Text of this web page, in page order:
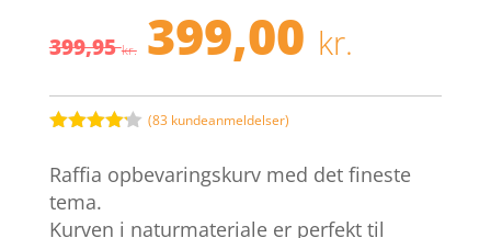
399,95kr. Den
oprindelige
pris
var:
399,95 kr..
399,00 kr.
pris
er:
ud af 5
baseret
på
kundebedø
(83 kundeanmeldelser)
Raffia opbevaringskurv med det fineste
tema.
Kurven i naturmateriale er perfekt til